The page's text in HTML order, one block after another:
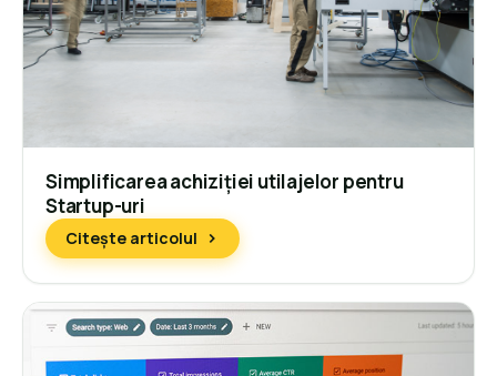
Simplificarea achiziției utilajelor pentru
Startup-uri
Citește articolul